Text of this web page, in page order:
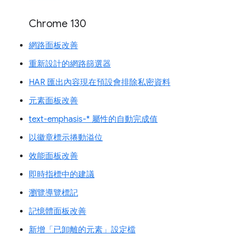
Chrome 130
網路面板改善
重新設計的網路篩選器
HAR 匯出內容現在預設會排除私密資料
元素面板改善
text-emphasis-* 屬性的自動完成值
以徽章標示捲動溢位
效能面板改善
即時指標中的建議
瀏覽導覽標記
記憶體面板改善
新增「已卸離的元素」設定檔